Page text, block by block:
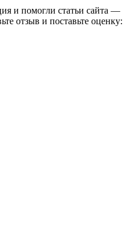
и помогли статьи сайта —
отзыв и поставьте оценку: